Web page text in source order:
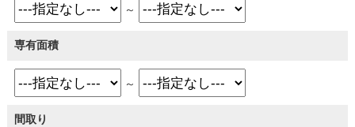
～
専有面積
～
間取り